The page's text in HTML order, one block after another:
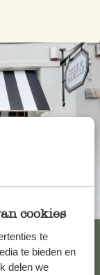
cookies
te
te bieden en
delen we